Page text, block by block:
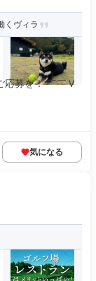
くヴィラ
応募を！ ￣￣Ｖ
気になる